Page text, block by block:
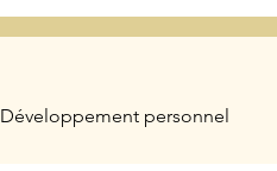
Développement personnel